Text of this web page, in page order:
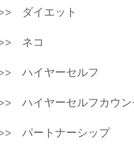
ダイエット
ネコ
ハイヤーセルフ
ハイヤーセルフカウ
パートナーシップ